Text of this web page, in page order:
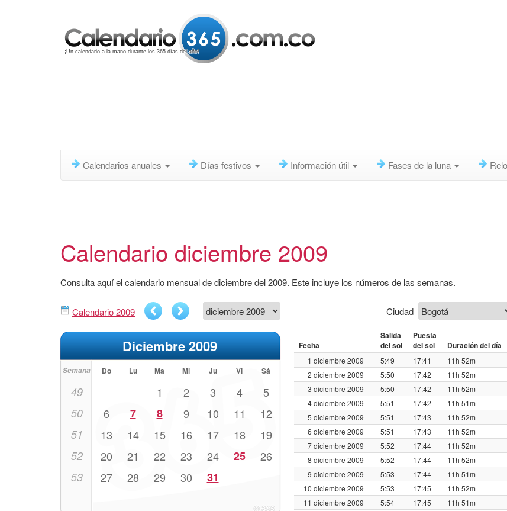
¡Un calendario a la mano durante los 365 días del año!
Calendarios anuales Días festivos Información útil Fases de la luna
Calendario diciembre 2009
Consulta aquí el calendario mensual de diciembre del 2009. Este incluye los números de las semanas.
Calendario 2009
Diciembre 2009
Semana Do Lu Ma Mi Ju Vi Sá
49 1 2 3 4 5
50 6 7 8 9 10 11 12
51 13 14 15 16 17 18 19
52 20 21 22 23 24 25 26
53 27 28 29 30 31
Ciudad
Fecha
Salida
del sol
Puesta
del sol
Duración del día
1 diciembre 2009 5:49 17:41
11h 52m
2 diciembre 2009
5:50 17:42
11h 52m
3 diciembre 2009
5:50 17:42
11h 52m
4 diciembre 2009
5:51 17:42
11h 51m
5 diciembre 2009
5:51 17:43
11h 52m
6 diciembre 2009
5:51 17:43
11h 52m
7 diciembre 2009
5:52 17:44
11h 52m
8 diciembre 2009
5:52 17:44
11h 52m
9 diciembre 2009
5:53 17:44
11h 51m
10 diciembre 2009
5:53 17:45
11h 52m
11 diciembre 2009
5:54 17:45
11h 51m